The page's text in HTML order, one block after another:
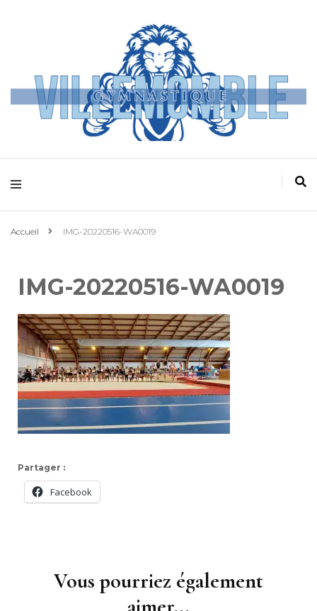
Villemomble
Gymnastique
Accueil IMG-20220516-WA0019
IMG-20220516-WA0019
Partager :
Facebook
Vous pourriez également